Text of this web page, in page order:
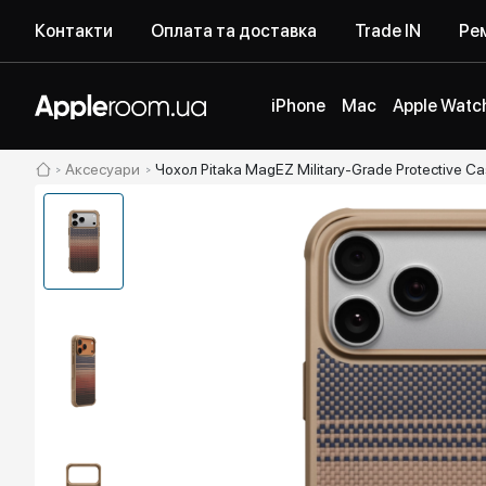
Контакти Оплата та доставка Trade IN
iPhone Mac Apple
Аксесуари Чохол Pitaka MagEZ Military-Grade Protective